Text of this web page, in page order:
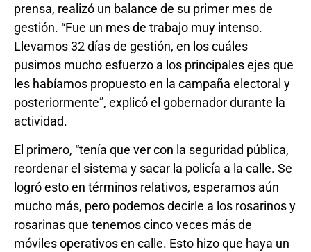
prensa, realizó un balance de su primer mes de
gestión. “Fue un mes de trabajo muy intenso.
Llevamos 32 días de gestión, en los cuáles
pusimos mucho esfuerzo a los principales ejes que
les habíamos propuesto en la campaña electoral y
posteriormente”, explicó el gobernador durante la
actividad.
El primero, “tenía que ver con la seguridad pública,
reordenar el sistema y sacar la policía a la calle. Se
logró esto en términos relativos, esperamos aún
mucho más, pero podemos decirle a los rosarinos y
rosarinas que tenemos cinco veces más de
móviles operativos en calle. Esto hizo que haya un